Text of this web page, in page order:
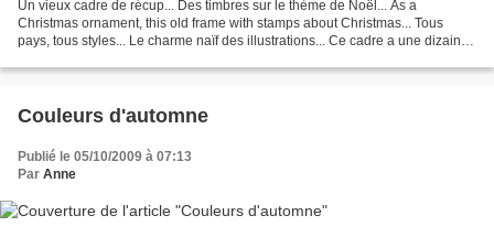
Un vieux cadre de récup... Des timbres sur le thème de Noël... As a
Christmas ornament, this old frame with stamps about Christmas... Tous
pays, tous styles... Le charme naïf des illustrations... Ce cadre a une dizaine
Couleurs d'automne
Publié le 05/10/2009 à 07:13
Par Anne